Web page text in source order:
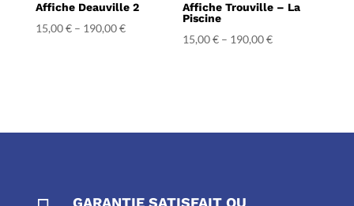
Affiche Deauville 2
15,00€– 190,00€
Affiche Trouville – La
Piscine
15,00€ – 190,00€